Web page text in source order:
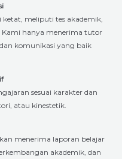
meliputi tes akademik,
hanya menerima tutor
komunikasi yang baik
sesuai karakter dan
atau kinestetik.
menerima laporan belajar
akademik, dan